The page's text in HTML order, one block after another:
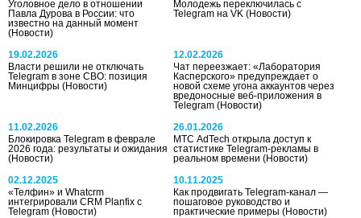
Уголовное дело в отношении
Павла Дурова в России: что
известно на данный момент
(Новости)
Молодежь переключилась с
Telegram на VK(Новости)
19.02.2026
Власти решили не отключать
Telegram в зоне СВО: позиция
Минцифры (Новости)
12.02.2026
Чат переезжает: «Лаборатория
Касперского» предупреждает о
новой схеме угона аккаунтов через
вредоносные веб-приложения в
Telegram(Новости)
11.02.2026
Блокировка Telegram в феврале
2026 года: результаты и ожидания
(Новости)
26.01.2026
МТС AdTech открыла доступ к
статистике Telegram-рекламы в
реальном времени(Новости)
02.12.2025
«Телфин» и Whatcrm
интегрировали CRM Planfix с
Telegram (Новости)
10.11.2025
Как продвигать Telegram-канал —
пошаговое руководство и
практические примеры(Новости)